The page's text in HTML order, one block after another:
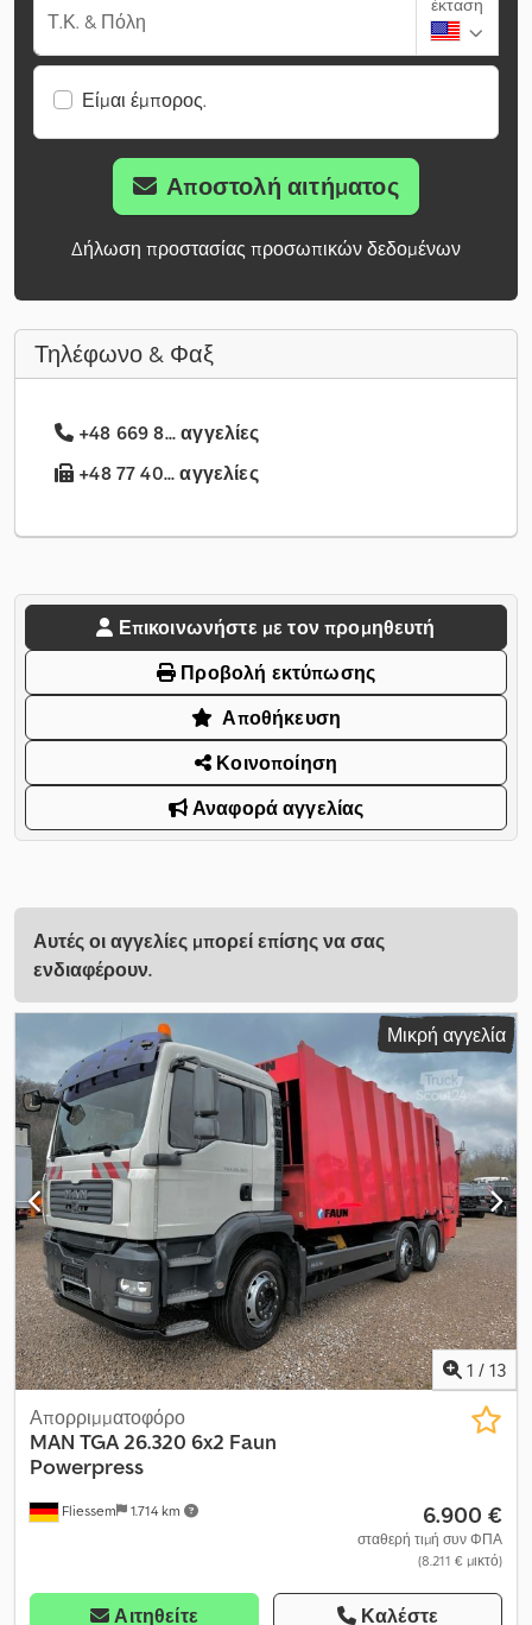
Τ.Κ. & Πόλη
έκταση
Είμαι έμπορος.
Αποστολή αιτήματος
Δήλωση προστασίας προσωπικών δεδομένων
Τηλέφωνο & Φαξ
+48 669 8... αγγελίες
+48 77 40... αγγελίες
Επικοινωνήστε με τον προμηθευτή
Προβολή εκτύπωσης
Αποθήκευση
Κοινοποίηση
Αναφορά αγγελίας
Αυτές οι αγγελίες μπορεί επίσης να σας
ενδιαφέρουν.
Μικρή αγγελία
1 / 13
Fliessem 1.714 km
Απορριμματοφόρο
MAN TGA 26.320 6x2 Faun
Powerpress
6.900 €
σταθερή τιμή συν ΦΠΑ
(8.211 € μικτό)
Αιτηθείτε Καλέστε